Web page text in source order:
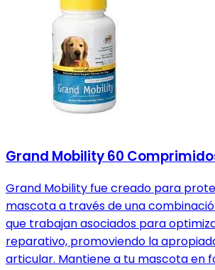
Grand Mobility 60
Grand Mobility fue creado para
mascota a través de una
que trabajan asociados para
reparativo, promoviendo la
articular. Mantiene a tu mascota en